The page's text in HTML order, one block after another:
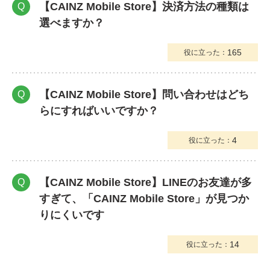
Q
【CAINZ Mobile Store】決済方法の種類は
選べますか？
役に立った： 165
Q
【CAINZ Mobile Store】問い合わせはどち
らにすればいいですか？
役に立った： 4
Q
【CAINZ Mobile Store】LINEのお友達が多
すぎて、「CAINZ Mobile Store」が見つか
りにくいです
役に立った： 14